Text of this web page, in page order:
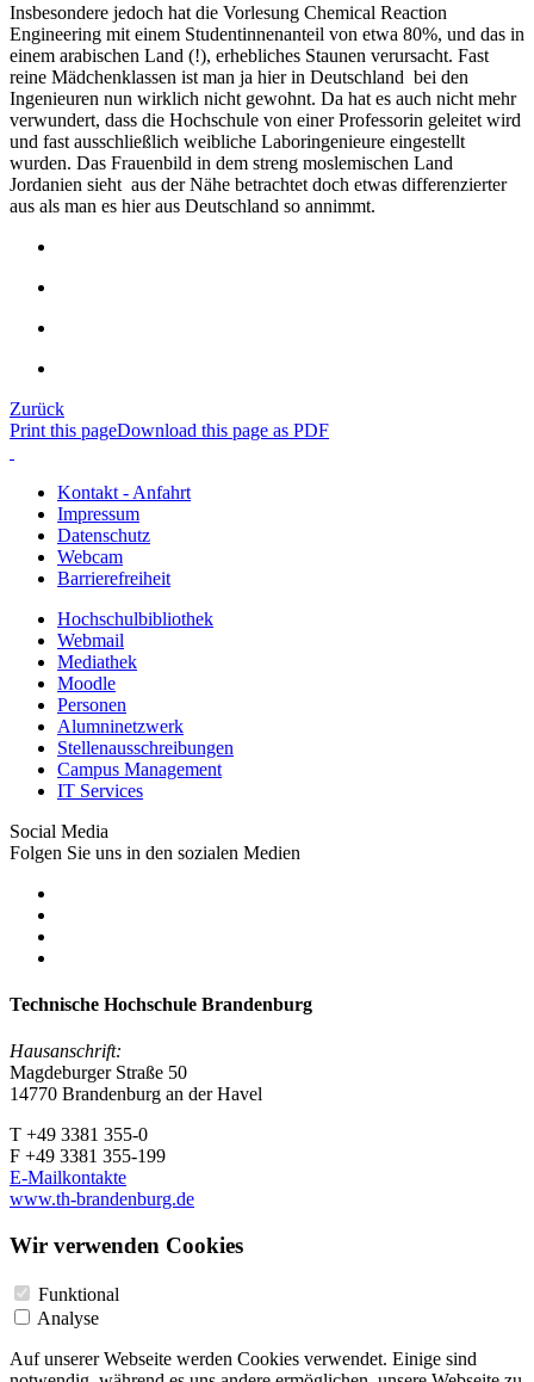
Insbesondere jedoch hat die Vorlesung Chemical Reaction
Engineering mit einem Studentinnenanteil von etwa 80%, und das in
einem arabischen Land (!), erhebliches Staunen verursacht. Fast
reine Mädchenklassen ist man ja hier in Deutschland bei den
Ingenieuren nun wirklich nicht gewohnt. Da hat es auch nicht mehr
verwundert, dass die Hochschule von einer Professorin geleitet wird
und fast ausschließlich weibliche Laboringenieure eingestellt
wurden. Das Frauenbild in dem streng moslemischen Land
Jordanien sieht aus der Nähe betrachtet doch etwas differenzierter
aus als man es hier aus Deutschland so annimmt.
Zurück
Print this pageDownload this page as PDF
Kontakt - Anfahrt
Impressum
Datenschutz
Webcam
Barrierefreiheit
Hochschulbibliothek
Webmail
Mediathek
Moodle
Personen
Alumninetzwerk
Stellenausschreibungen
Campus Management
IT Services
Social Media
Folgen Sie uns in den sozialen Medien
Technische Hochschule Brandenburg
Hausanschrift:
Magdeburger Straße 50
14770 Brandenburg an der Havel
T +49 3381 355-0
F +49 3381 355-199
E-Mailkontakte
www.th-brandenburg.de
Wir verwenden Cookies
Funktional
Analyse
Auf unserer Webseite werden Cookies verwendet. Einige sind